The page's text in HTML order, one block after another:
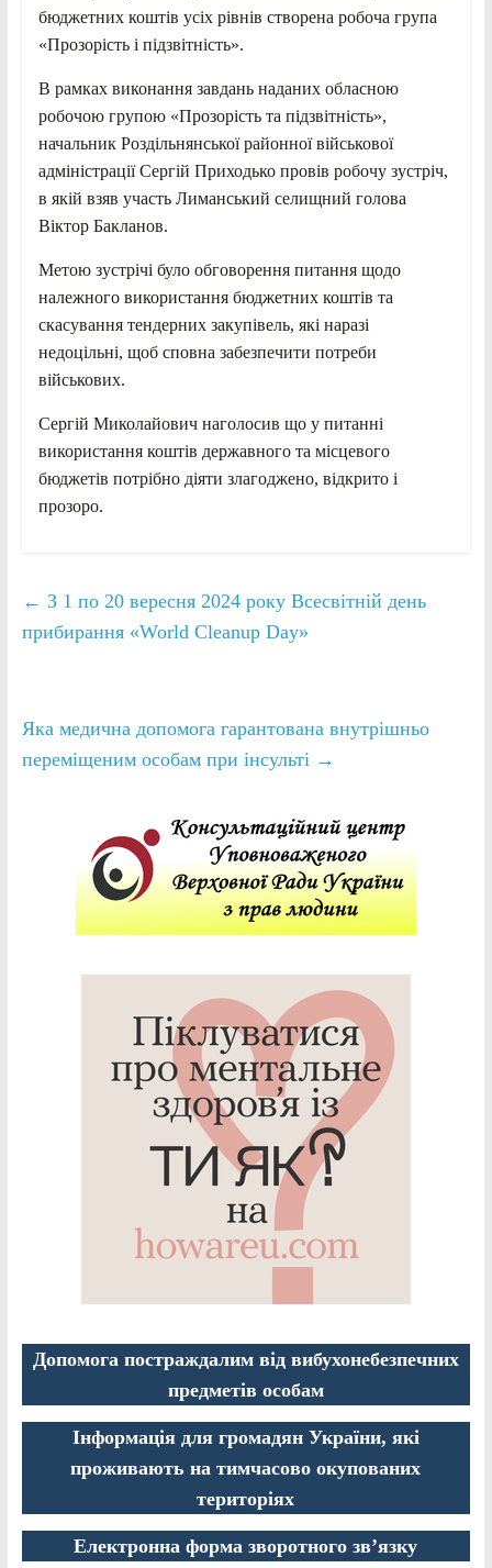
бюджетних коштів усіх рівнів створена робоча група
«Прозорість і підзвітність».
В рамках виконання завдань наданих обласною
робочою групою «Прозорість та підзвітність»,
начальник Роздільнянської районної військової
адміністрації Сергій Приходько провів робочу зустріч,
в якій взяв участь Лиманський селищний голова
Віктор Бакланов.
Метою зустрічі було обговорення питання щодо
належного використання бюджетних коштів та
скасування тендерних закупівель, які наразі
недоцільні, щоб сповна забезпечити потреби
військових.
Сергій Миколайович наголосив що у питанні
використання коштів державного та місцевого
бюджетів потрібно діяти злагоджено, відкрито і
прозоро.
← З 1 по 20 вересня 2024 року Всесвітній день
прибирання «World Cleanup Day»
Яка медична допомога гарантована внутрішньо
переміщеним особам при інсульті →
Допомога постраждалим від вибухонебезпечних
предметів особам
Інформація для громадян України, які
проживають на тимчасово окупованих
територіях
Електронна форма зворотного зв’язку